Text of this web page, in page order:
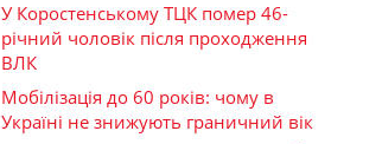
У Коростенському ТЦК помер 46-
річний чоловік після проходження
ВЛК
Мобілізація до 60 років: чому в
Україні не знижують граничний вік